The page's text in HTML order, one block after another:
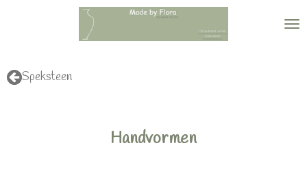
hoofdinhoud
Speksteen
Handvormen